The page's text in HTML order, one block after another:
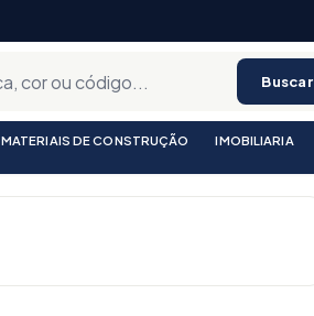
Buscar
MATERIAIS DE CONSTRUÇÃO IMOBILIARIA